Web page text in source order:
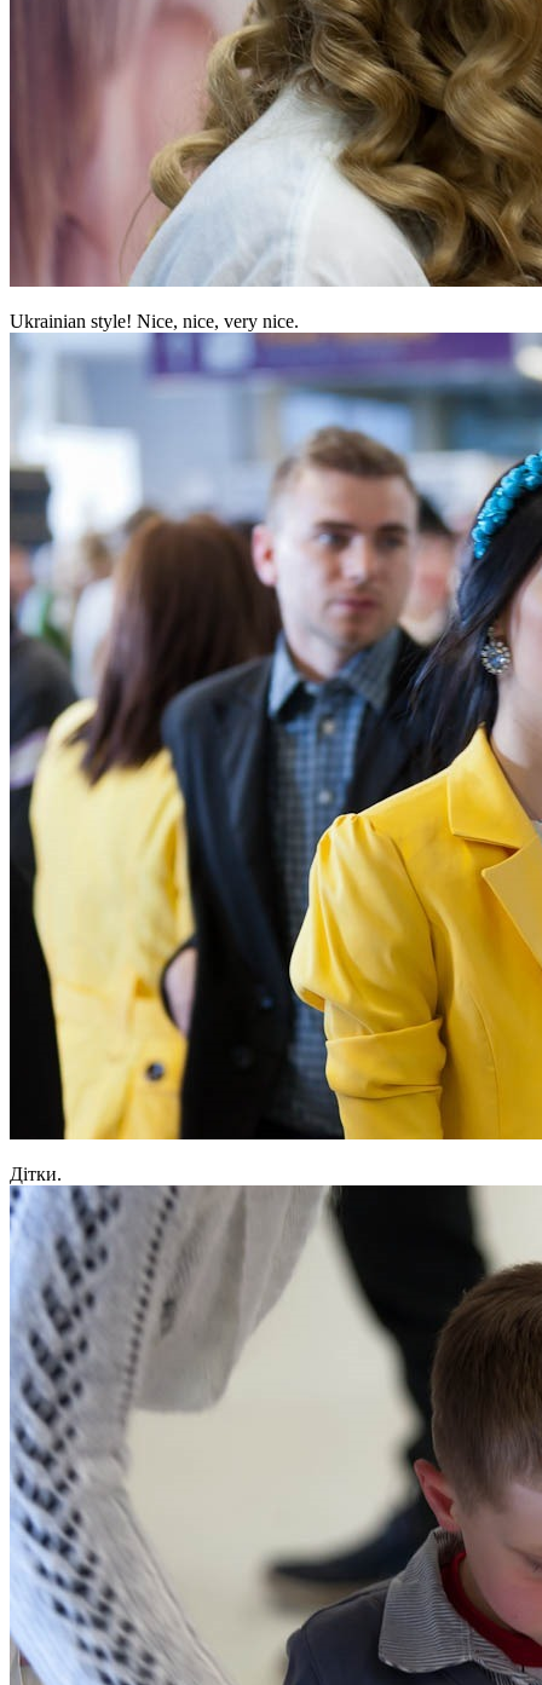
Ukrainian style! Nice, nice, very nice.
Дітки.